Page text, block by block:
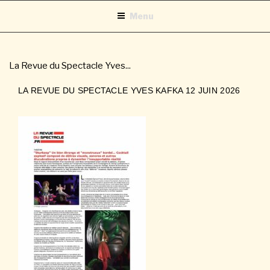
contenu
Menu
La Revue du Spectacle Yves...
LA REVUE DU SPECTACLE YVES KAFKA 12 JUIN 2026